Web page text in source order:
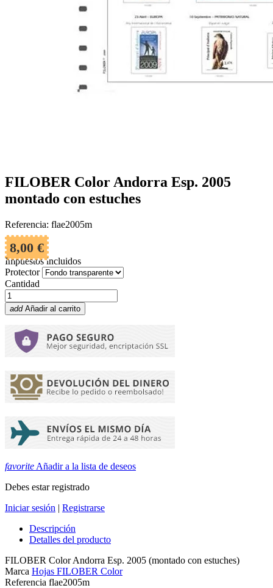
FILOBER Color Andorra Esp. 2005
montado con estuches
Referencia: flae2005m
8,00 €
Impuestos incluidos
Protector
Cantidad
add Añadir al carrito
favorite Añadir a la lista de deseos
Debes estar registrado
Iniciar sesión | Registrarse
Descripción
Detalles del producto
FILOBER Color Andorra Esp. 2005 (montado con estuches)
Marca Hojas FILOBER Color
Referencia flae2005m